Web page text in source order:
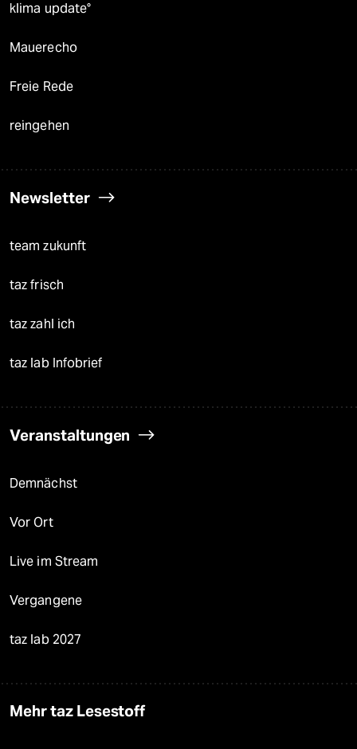
klima update°
Mauerecho
Freie Rede
reingehen
Newsletter
team zukunft
taz frisch
taz zahl ich
taz lab Infobrief
Veranstaltungen
Demnächst
Vor Ort
Live im Stream
Vergangene
taz lab 2027
Mehr taz Lesestoff